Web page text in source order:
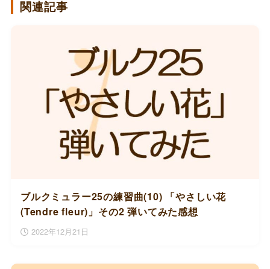
関連記事
ブルクミュラー25の練習曲(10) 「やさしい花
(Tendre fleur)」その2 弾いてみた感想
2022年12月21日